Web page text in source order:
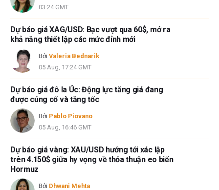
03:24 GMT
Dự báo giá XAG/USD: Bạc vượt qua 60$, mở ra
khả năng thiết lập các mức đỉnh mới
Bởi Valeria Bednarik
05 Aug, 17:24 GMT
Dự báo giá đô la Úc: Động lực tăng giá đang
được củng cố và tăng tốc
Bởi Pablo Piovano
05 Aug, 16:46 GMT
Dự báo giá vàng: XAU/USD hướng tới xác lập
trên 4.150$ giữa hy vọng về thỏa thuận eo biển
Hormuz
Bởi Dhwani Mehta